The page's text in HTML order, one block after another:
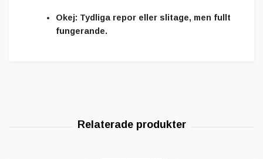
Okej: Tydliga repor eller slitage, men fullt
fungerande.